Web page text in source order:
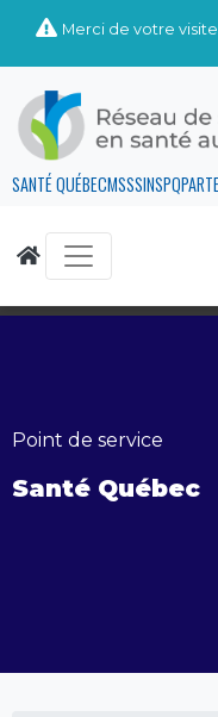
Merci de votre
SANTÉ QUÉBECMSSSINSPQ
Point de service
Santé Québec